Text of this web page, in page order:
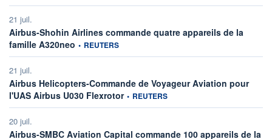
21 juil.
Airbus-Shohin Airlines commande quatre appareils de la
famille A320neo information fournie par
• REUTERS
21 juil.
Airbus Helicopters-Commande de Voyageur Aviation pour
l'UAS Airbus U030 Flexrotorinformation fournie par
• REUTERS
20 juil.
Airbus-SMBC Aviation Capital commande 100 appareils de la